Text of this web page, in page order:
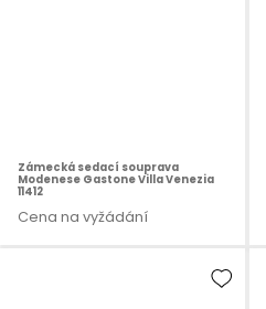
Zámecká sedací souprava
Modenese Gastone Villa Venezia
11412
Cena na vyžádání